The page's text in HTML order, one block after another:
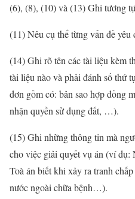
(6), (8), (10) và (13) Ghi tương
(11) Nêu cụ thể từng vấn đề yêu
(14) Ghi rõ tên các tài liệu kèm
tài liệu nào và phải đánh số thứ
đơn gồm có: bản sao hợp đồng
nhận quyền sử dụng đất, …).
(15) Ghi những thông tin mà
cho việc giải quyết vụ án (ví
Toà án biết khi xảy ra tranh
nước ngoài chữa bệnh…).